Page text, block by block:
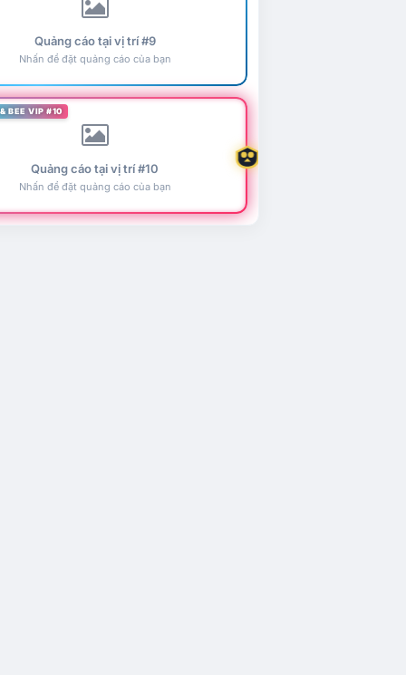
Quảng cáo tại vị trí #9
Nhấn để đặt quảng cáo của bạn
BEE VIP #10
Quảng cáo tại vị trí #10
Nhấn để đặt quảng cáo của bạn